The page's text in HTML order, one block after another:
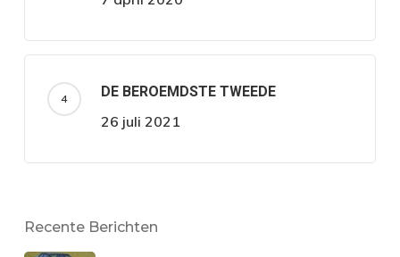
DE BEROEMDSTE TWEEDE
26 juli 2021
Recente Berichten